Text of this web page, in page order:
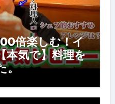
倍楽しむ！イ
本気で】料理を
。